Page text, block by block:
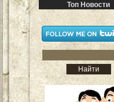
Топ Новости